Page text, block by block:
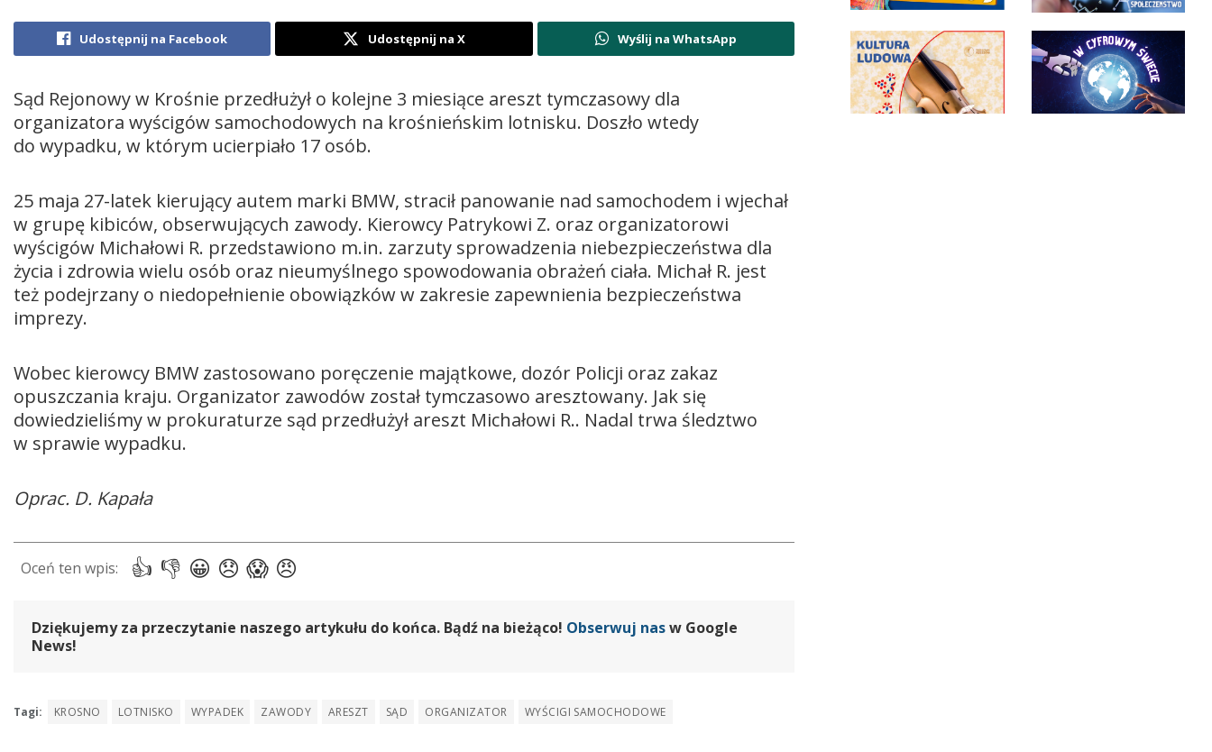
Udostępnij na Facebook Udostępnij na X Wyślij na WhatsApp
Sąd Rejonowy w Krośnie przedłużył o kolejne 3 miesiące areszt tymczasowy dla
organizatora wyścigów samochodowych na krośnieńskim lotnisku. Doszło wtedy
do wypadku, w którym ucierpiało 17 osób.
25 maja 27-latek kierujący autem marki BMW, stracił panowanie nad samochodem i wjechał
w grupę kibiców, obserwujących zawody. Kierowcy Patrykowi Z. oraz organizatorowi
wyścigów Michałowi R. przedstawiono m.in. zarzuty sprowadzenia niebezpieczeństwa dla
życia i zdrowia wielu osób oraz nieumyślnego spowodowania obrażeń ciała. Michał R. jest
też podejrzany o niedopełnienie obowiązków w zakresie zapewnienia bezpieczeństwa
imprezy.
Wobec kierowcy BMW zastosowano poręczenie majątkowe, dozór Policji oraz zakaz
opuszczania kraju. Organizator zawodów został tymczasowo aresztowany. Jak się
dowiedzieliśmy w prokuraturze sąd przedłużył areszt Michałowi R.. Nadal trwa śledztwo
w sprawie wypadku.
Oprac. D. Kapała
Dziękujemy za przeczytanie naszego artykułu do końca. Bądź na bieżąco! Obserwuj nasw Google
News!
Tagi: KROSNO LOTNISKO WYPADEK ZAWODY ARESZT SĄD ORGANIZATOR WYŚCIGI SAMOCHODOWE